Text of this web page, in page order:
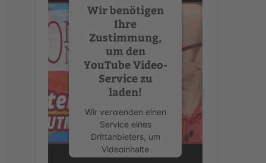
Wir benötigen
Ihre
Zustimmung,
um den
YouTube Video-
Service zu
laden!
Wir verwenden einen
Service eines
Drittanbieters, um
Videoinhalte